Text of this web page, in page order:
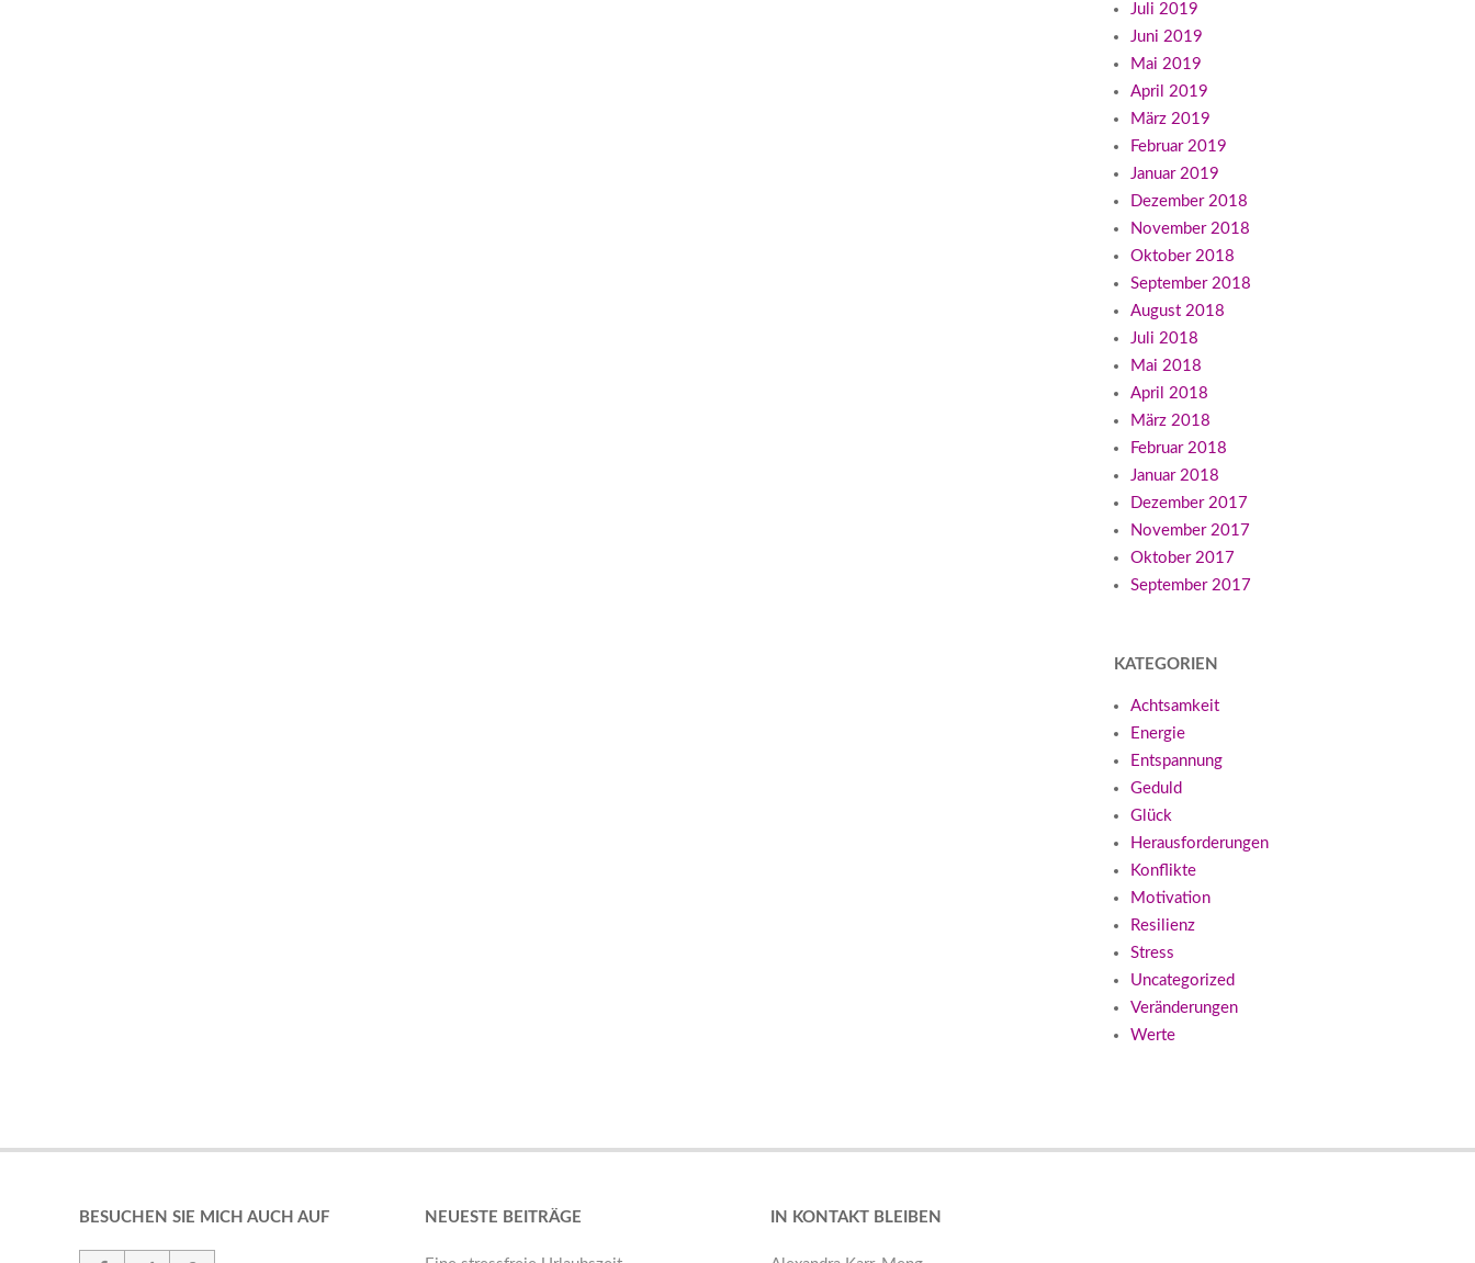
Juli 2019
Juni 2019
Mai 2019
April 2019
März 2019
Februar 2019
Januar 2019
Dezember 2018
November 2018
Oktober 2018
September 2018
August 2018
Juli 2018
Mai 2018
April 2018
März 2018
Februar 2018
Januar 2018
Dezember 2017
November 2017
Oktober 2017
September 2017
KATEGORIEN
Achtsamkeit
Energie
Entspannung
Geduld
Glück
Herausforderungen
Konflikte
Motivation
Resilienz
Stress
Uncategorized
Veränderungen
Werte
BESUCHEN SIE MICH AUCH AUF NEUESTE BEITRÄGE IN KONTAKT BLEIBEN